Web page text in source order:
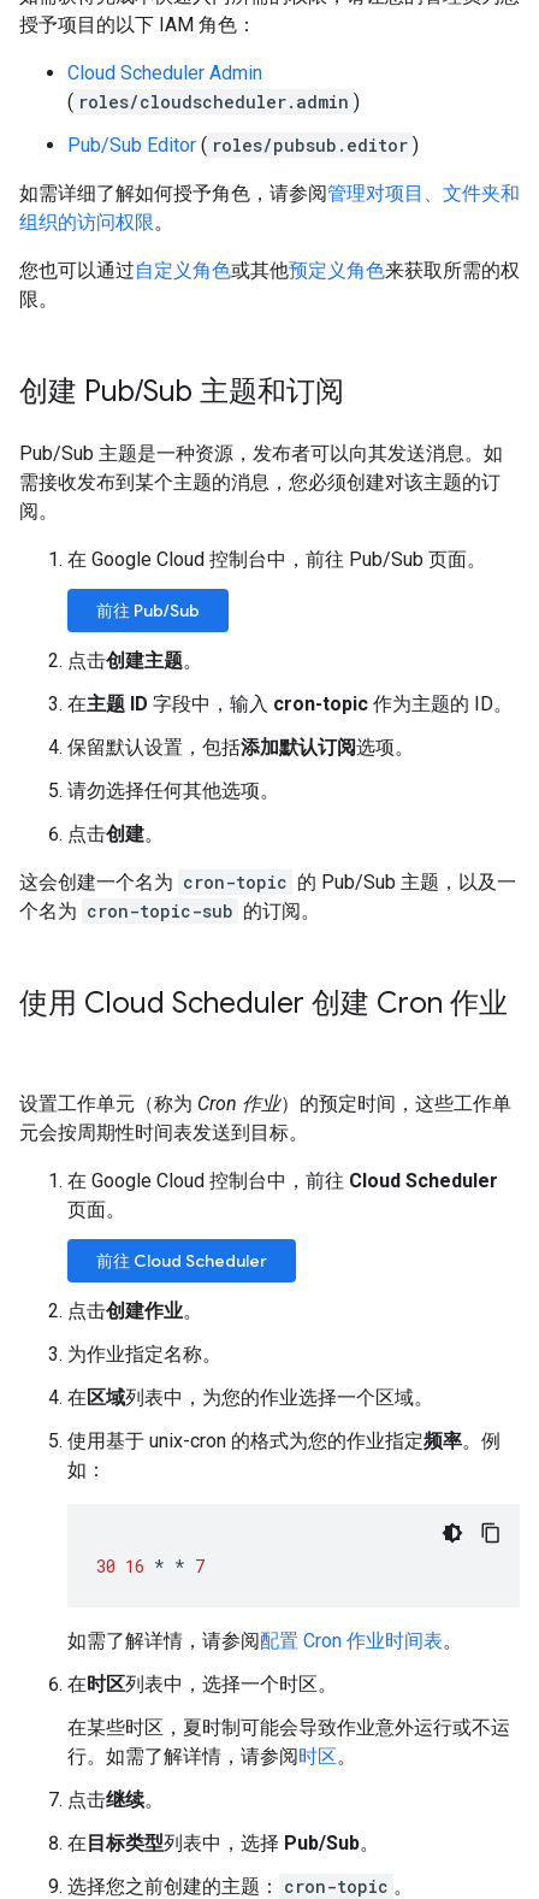
授予项目的以下 IAM 角色：
Cloud Scheduler Admin
( roles/cloudscheduler.admin )
Pub/Sub Editor ( roles/pubsub.editor )
如需详细了解如何授予角色，请参阅管理对项目、文件夹和
组织的访问权限。
您也可以通过自定义角色或其他预定义角色来获取所需的权
限。
创建 Pub/Sub 主题和订阅
Pub/Sub 主题是一种资源，发布者可以向其发送消息。如
需接收发布到某个主题的消息，您必须创建对该主题的订
阅。
在 Google Cloud 控制台中，前往 Pub/Sub 页面。
前往 Pub/Sub
点击创建主题。
在主题 ID 字段中，输入 cron-topic 作为主题的 ID。
保留默认设置，包括添加默认订阅选项。
请勿选择任何其他选项。
点击创建。
这会创建一个名为 cron-topic 的 Pub/Sub 主题，以及一
个名为 cron-topic-sub 的订阅。
使用 Cloud Scheduler 创建 Cron 作业
设置工作单元（称为 Cron 作业）的预定时间，这些工作单
元会按周期性时间表发送到目标。
在 Google Cloud 控制台中，前往 Cloud Scheduler
页面。
前往 Cloud Scheduler
点击创建作业。
为作业指定名称。
在区域列表中，为您的作业选择一个区域。
使用基于 unix-cron 的格式为您的作业指定频率。例
如：
30 16 * * 7
如需了解详情，请参阅配置 Cron 作业时间表。
在时区列表中，选择一个时区。
在某些时区，夏时制可能会导致作业意外运行或不运
行。如需了解详情，请参阅时区。
点击继续。
在目标类型列表中，选择 Pub/Sub。
选择您之前创建的主题：
cron-topic 。